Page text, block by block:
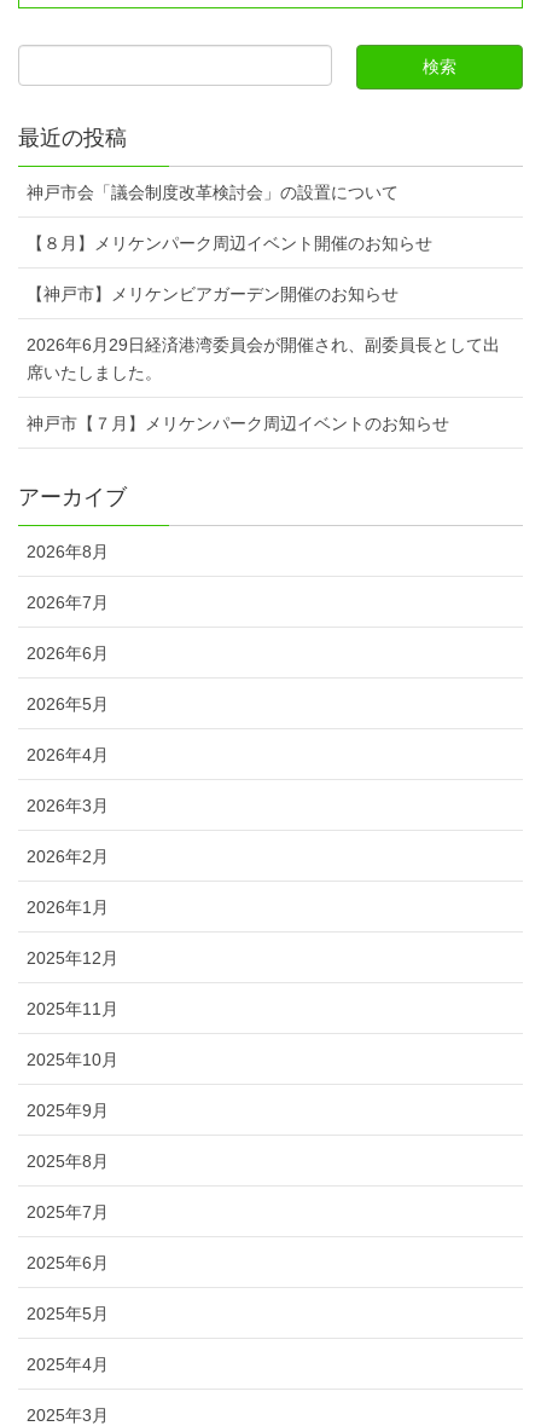
最近の投稿
神戸市会「議会制度改革検討会」の設置について
【８月】メリケンパーク周辺イベント開催のお知らせ
【神戸市】メリケンビアガーデン開催のお知らせ
2026年6月29日経済港湾委員会が開催され、副委員長として出
席いたしました。
神戸市【７月】メリケンパーク周辺イベントのお知らせ
アーカイブ
2026年8月
2026年7月
2026年6月
2026年5月
2026年4月
2026年3月
2026年2月
2026年1月
2025年12月
2025年11月
2025年10月
2025年9月
2025年8月
2025年7月
2025年6月
2025年5月
2025年4月
2025年3月